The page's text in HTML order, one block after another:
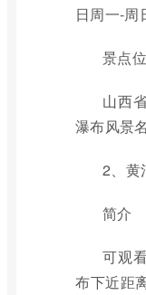
日周一-周
景点
山西
瀑布风景
2、黄
简介
可观
布下近距